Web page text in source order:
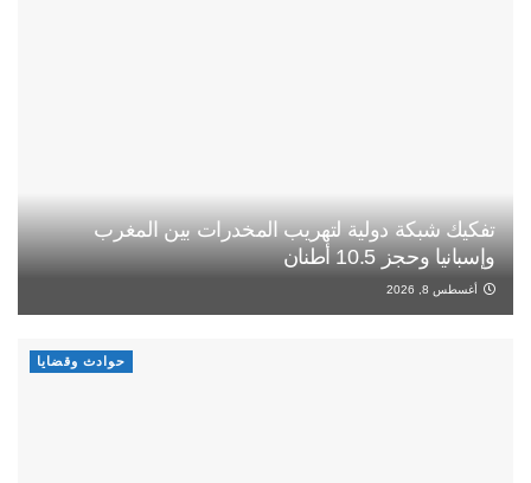
تفكيك شبكة دولية لتهريب المخدرات بين المغرب
وإسبانيا وحجز 10.5 أطنان
أغسطس 8, 2026
حوادث وقضايا